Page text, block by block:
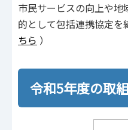
市民サービスの向上や地
的として包括連携協定を
ちら ）
令和5年度の取組